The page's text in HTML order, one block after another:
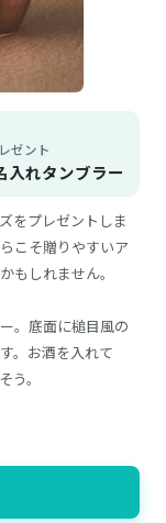
ゼント
入れタンブラー
をプレゼントしま
こそ贈りやすいア
かもしれません。
。底面に槌目風の
。お酒を入れて
。